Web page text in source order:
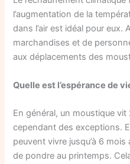
l’augmentation de la
dans l’air est idéal pour
marchandises et de
aux déplacements des
Quelle est l’espérance de
En général, un moustique vit
cependant des exceptions.
peuvent vivre jusqu’à 6 mois
de pondre au printemps.